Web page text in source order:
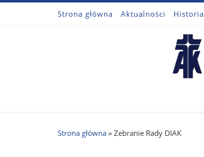
Przejdź do treściStrona główna Aktualności Historia
Strona główna » Zebranie Rady DIAK